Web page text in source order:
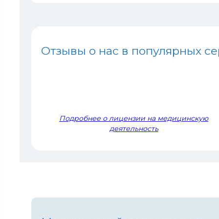
Отзывы о нас в популярных
Подробнее о лицензии на медицинскую
деятельность